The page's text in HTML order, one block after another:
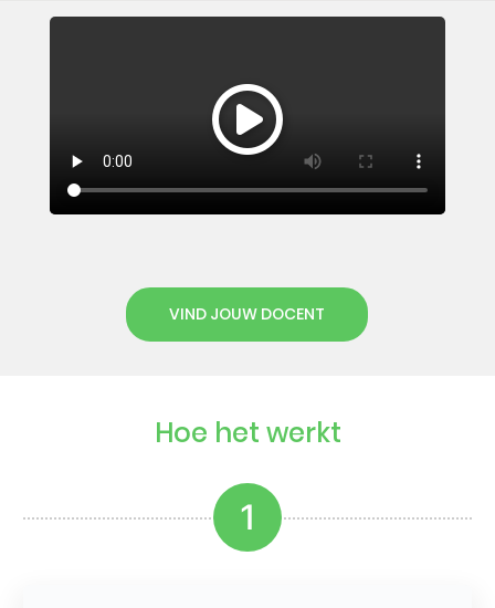
VIND JOUW DOCENT
Hoe het werkt
1